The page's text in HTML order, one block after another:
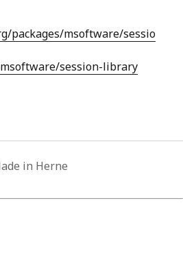
packages/msoftware/sessio
session-library
in Herne